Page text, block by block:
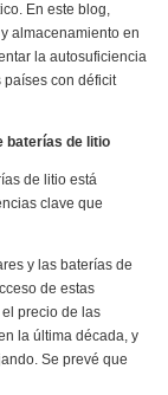
En este blog,
almacenamiento en
la autosuficiencia
con déficit
baterías de litio
de litio está
clave que
y las baterías de
de estas
precio de las
la última década, y
Se prevé que